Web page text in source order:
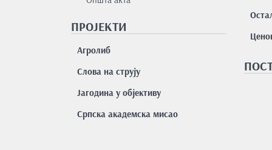
ПРОЈЕКТИ
Агролиб
Слова на струју
Јагодина у објективу
Српска академска мисао